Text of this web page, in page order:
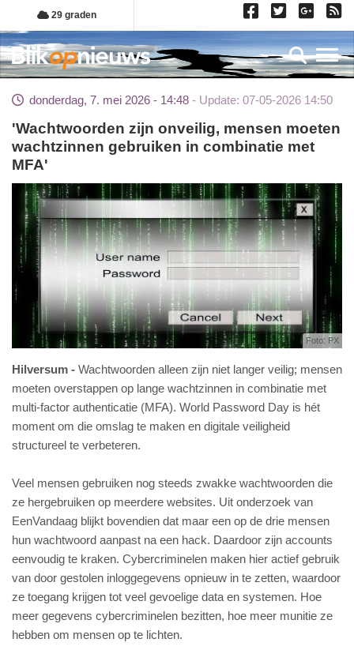
Overslaan
en
naar
de
gaan
29 graden
donderdag, 7. mei 2026 - 14:48 Update: 07-05-2026 14:50
'Wachtwoorden zijn onveilig, mensen moeten
wachtzinnen gebruiken in combinatie met
MFA'
Foto: PX
Hilversum
Wachtwoorden alleen zijn niet langer veilig; mensen
moeten overstappen op lange wachtzinnen in combinatie met
multi-factor authenticatie (MFA). World Password Day is hét
moment om die omslag te maken en digitale veiligheid
structureel te verbeteren.
Veel mensen gebruiken nog steeds zwakke wachtwoorden die
ze hergebruiken op meerdere websites. Uit onderzoek van
EenVandaag blijkt bovendien dat maar een op de drie mensen
hun wachtwoord aanpast na een hack. Daardoor zijn accounts
eenvoudig te kraken. Cybercriminelen maken hier actief gebruik
van door gestolen inloggegevens opnieuw in te zetten, waardoor
ze toegang krijgen tot veel gevoelige data en systemen. Hoe
meer gegevens cybercriminelen bezitten, hoe meer munitie ze
hebben om mensen op te lichten.